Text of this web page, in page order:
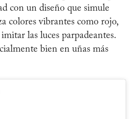
con un diseño que simule
colores vibrantes como rojo,
las luces parpadeantes.
bien en uñas más